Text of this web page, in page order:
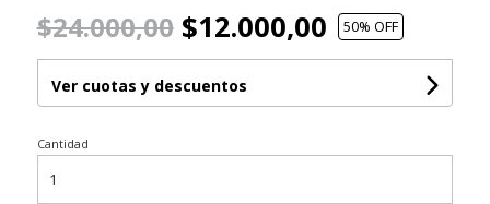
$24.000,00$12.000,00 50% OFF
Ver cuotas y descuentos
Cantidad